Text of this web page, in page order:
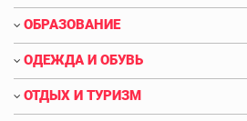
ОБРАЗОВАНИЕ
ОДЕЖДА И ОБУВЬ
ОТДЫХ И ТУРИЗМ